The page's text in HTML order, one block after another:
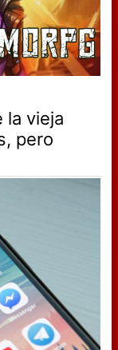
la vieja
pero